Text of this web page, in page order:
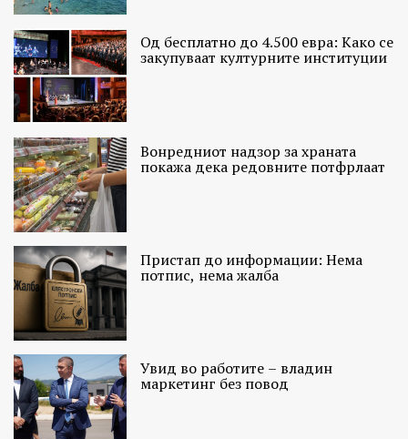
Од бесплатно до 4.500 евра: Како се
закупуваат културните институции
Вонредниот надзор за храната
покажа дека редовните потфрлаат
Пристап до информации: Нема
потпис, нема жалба
Увид во работите – владин
маркетинг без повод